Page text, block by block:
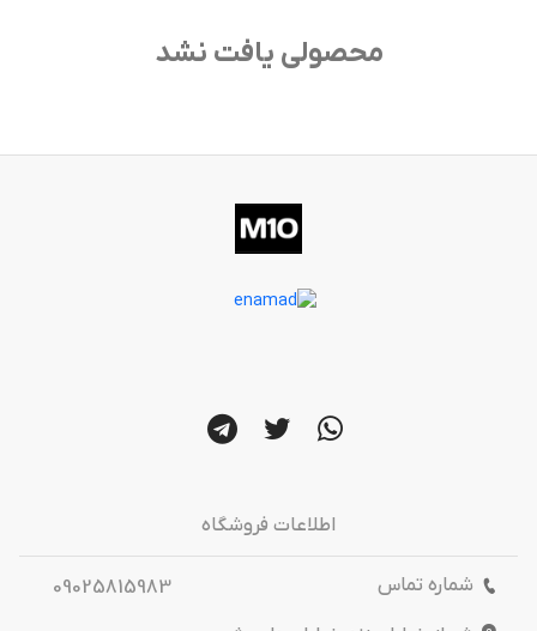
محصولی یافت نشد
اطلاعات فروشگاه
شماره تماس
09025815983